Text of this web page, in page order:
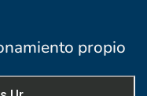
propio